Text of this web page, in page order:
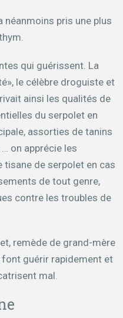
néanmoins pris une plus
qui guérissent. La
le célèbre droguiste et
ainsi les qualités de
du serpolet en
assorties de tanins
on apprécie les
tisane de serpolet en cas
de tout genre,
contre les troubles de
remède de grand-mère
guérir rapidement et
mal.